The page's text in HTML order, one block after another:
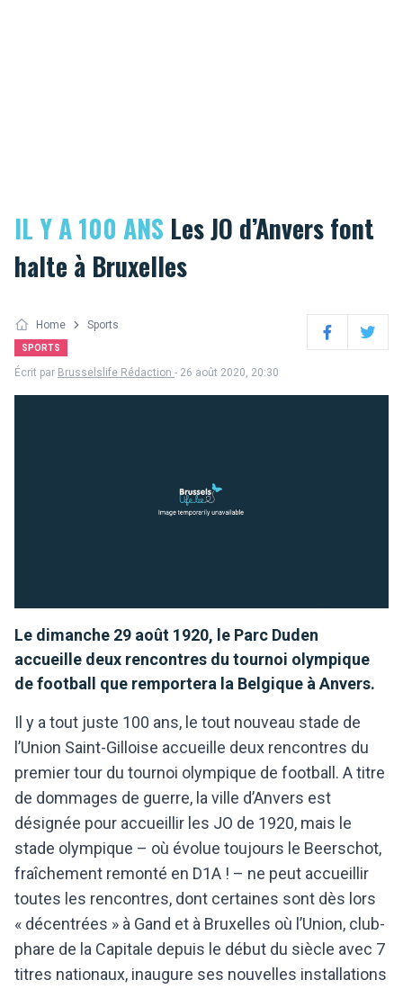
IL Y A 100 ANS Les JO d’Anvers font
halte à Bruxelles
Home Sports
SPORTS FacebookTwitter
Écrit par Brusselslife Rédaction - 26 août 2020, 20:30
Le dimanche 29 août 1920, le Parc Duden
accueille deux rencontres du tournoi olympique
de football que remportera la Belgique à Anvers.
Il y a tout juste 100 ans, le tout nouveau stade de
l’Union Saint-Gilloise accueille deux rencontres du
premier tour du tournoi olympique de football. A titre
de dommages de guerre, la ville d’Anvers est
désignée pour accueillir les JO de 1920, mais le
stade olympique – où évolue toujours le Beerschot,
fraîchement remonté en D1A ! – ne peut accueillir
toutes les rencontres, dont certaines sont dès lors
« décentrées » à Gand et à Bruxelles où l’Union, club-
phare de la Capitale depuis le début du siècle avec 7
titres nationaux, inaugure ses nouvelles installations